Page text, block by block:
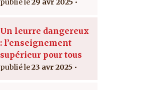
Un leurre dangereux
: l’enseignement
supérieur pour tous
23 avr 2025